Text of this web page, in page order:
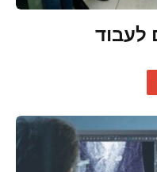
לעבוד